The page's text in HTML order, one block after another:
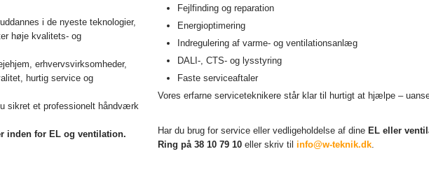
i de nyeste teknologier,
høje kvalitets- og
erhvervsvirksomheder,
hurtig service og
sikret et professionelt håndværk
inden for EL og ventilation.
Fejlfinding og reparation
Energioptimering
Indregulering af varme- og ventilationsanlæg
DALI-, CTS- og lysstyring
Faste serviceaftaler
Vores erfarne serviceteknikere står klar til hurtigt at hjælpe –
Har du brug for service eller vedligeholdelse af dine EL eller
Ring på 38 10 79 10eller skriv til info@w-teknik.dk.